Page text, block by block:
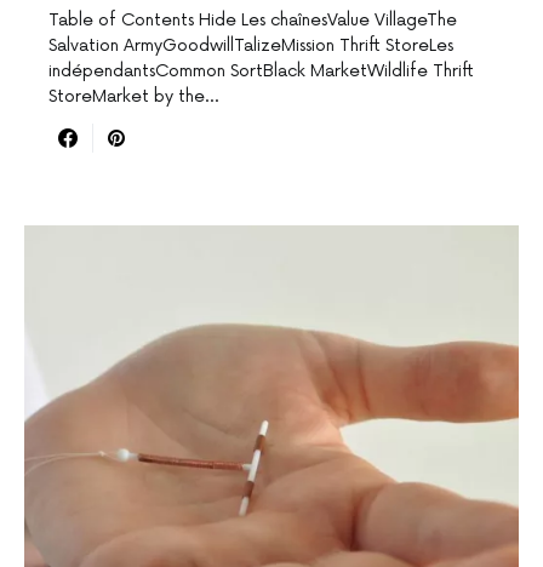
Table of Contents Hide Les chaînesValue VillageThe
Salvation ArmyGoodwillTalizeMission Thrift StoreLes
indépendantsCommon SortBlack MarketWildlife Thrift
StoreMarket by the…